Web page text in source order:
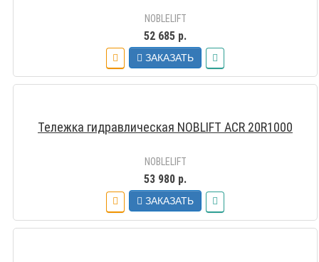
NOBLELIFT
52 685 р.
ЗАКАЗАТЬ
Тележка гидравлическая NOBLIFT ACR 20R1000
NOBLELIFT
53 980 р.
ЗАКАЗАТЬ